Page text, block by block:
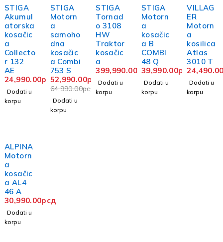
STIGA
Akumul
atorska
kosačic
a
Collecto
r 132
AE
24,990.00рсд
Dodati u
korpu
-18%
STIGA
Motorn
a
samoho
dna
kosačic
a Combi
753 S
64,990.00рсд
52,990.00рсд
Dodati u
korpu
STIGA
Tornad
o 3108
HW
Traktor
kosačic
a
399,990.00 рсд
Dodati u
korpu
STIGA
Motorn
a
kosačic
a B
COMBI
48 Q
39,990.00рсд
Dodati u
korpu
VILLAG
ER
Motorn
a
kosilica
Atlas
3010 T
Dodati u
korpu
ALPINA
Motorn
a
kosačic
a AL4
46 A
30,990.00рсд
Dodati u
korpu